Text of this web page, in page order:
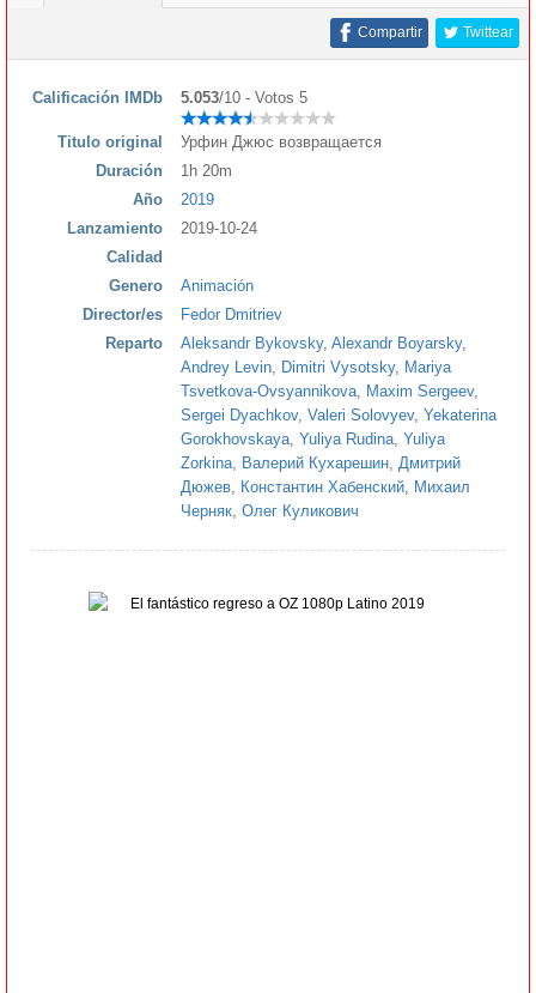
Twittear
Compartir
Calificación IMDb 5.053/10 - Votos 5
Titulo original
Урфин Джюс возвращается
Duración
1h 20m
Año
2019
Lanzamiento
2019-10-24
Calidad
Genero
Animación
Director/es
Fedor Dmitriev
Reparto
Aleksandr Bykovsky, Alexandr Boyarsky,
Andrey Levin
Dimitri Vysotsky, Mariya
Tsvetkova-Ovsyannikova
Maxim Sergeev,
Sergei Dyachkov, Valeri Solovyev, Yekaterina
Gorokhovskaya Yuliya Rudina Yuliya
Zorkina
Валерий Кухарешин Дмитрий
Дюжев
Константин Хабенский
Михаил
Черняк Олег Куликович